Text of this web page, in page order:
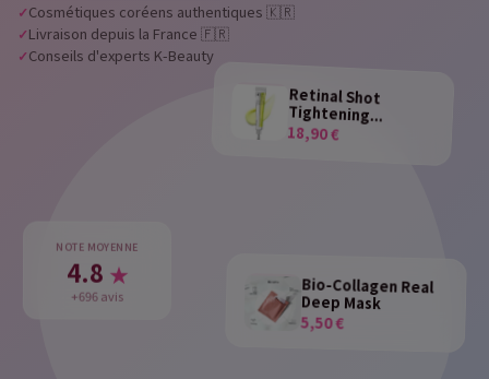
Cosmétiques coréens authentiques 🇰🇷
Livraison depuis la France 🇫🇷
Conseils d'experts K-Beauty
Retinal Shot
Tightening...
18,90 €
Bio-Collagen Real
Deep Mask
5,50 €
NOTE MOYENNE
4.8 ★
+696 avis